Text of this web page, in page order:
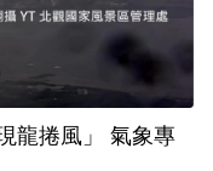
龍捲風」 氣象專